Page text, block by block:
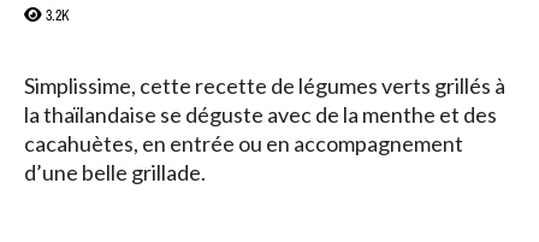
3.2K
Simplissime, cette recette de légumes verts grillés à
la thaïlandaise se déguste avec de la menthe et des
cacahuètes, en entrée ou en accompagnement
d’une belle grillade.